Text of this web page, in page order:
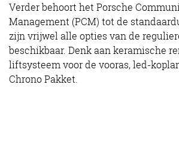
Verder behoort het Porsche
Management (PCM) tot de
zijn vrijwel alle opties van de
beschikbaar. Denk aan keramische
liftsysteem voor de vooras, led-
Chrono Pakket.